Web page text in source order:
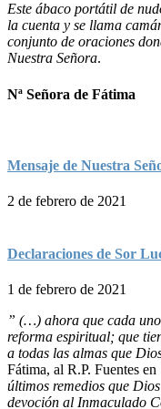
Este ábaco portátil de
la cuenta y se llama
conjunto de oraciones
Nuestra Señora.
Nª Señora de Fátima
Mensaje de Nuestra
2 de febrero de 2021
Declaraciones de Sor
1 de febrero de 2021
” (…) ahora que cada
reforma espiritual; que
a todas las almas que
Fátima, al R.P. Fuentes
últimos remedios que
devoción al Inmaculado